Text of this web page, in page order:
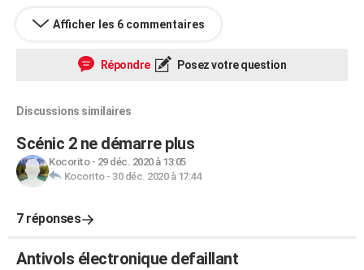
Afficher les 6 commentaires
Répondre Posez votre question
Discussions similaires
Scénic 2 ne démarre plus
Kocorito- 29 déc. 2020 à 13:05
Kocorito- 30 déc. 2020 à 17:44
7 réponses
Antivols électronique defaillant